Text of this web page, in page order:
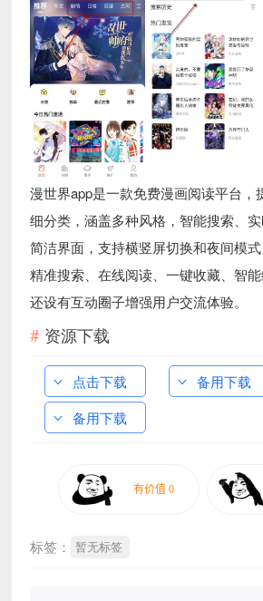
漫世界app是一款免费漫画阅读平台，
细分类，涵盖多种风格，智能搜索、
简洁界面，支持横竖屏切换和夜间模式
精准搜索、在线阅读、一键收藏、智
还设有互动圈子增强用户交流体验。
资源下载
点击下载
备用下载
备用下载
标签： 暂无标签